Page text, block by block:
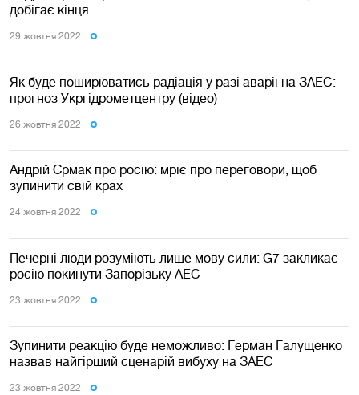
добігає кінця
29 жовтня 2022
Як буде поширюватись радіація у разі аварії на ЗАЕС:
прогноз Укргідрометцентру (відео)
26 жовтня 2022
Андрій Єрмак про росію: мріє про переговори, щоб
зупинити свій крах
24 жовтня 2022
Печерні люди розуміють лише мову сили: G7 закликає
росію покинути Запорізьку АЕС
23 жовтня 2022
Зупинити реакцію буде неможливо: Герман Галущенко
назвав найгірший сценарій вибуху на ЗАЕС
23 жовтня 2022